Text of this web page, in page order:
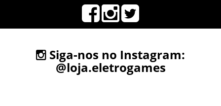
Siga-nos no Instagram:
@loja.eletrogames